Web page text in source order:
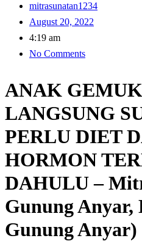
mitrasunatan1234
August 20, 2022
4:19 am
No Comments
ANAK
LANGSUNG
PERLU DIET
HORMON
DAHULU –
Gunung Anyar,
Gunung Anyar)